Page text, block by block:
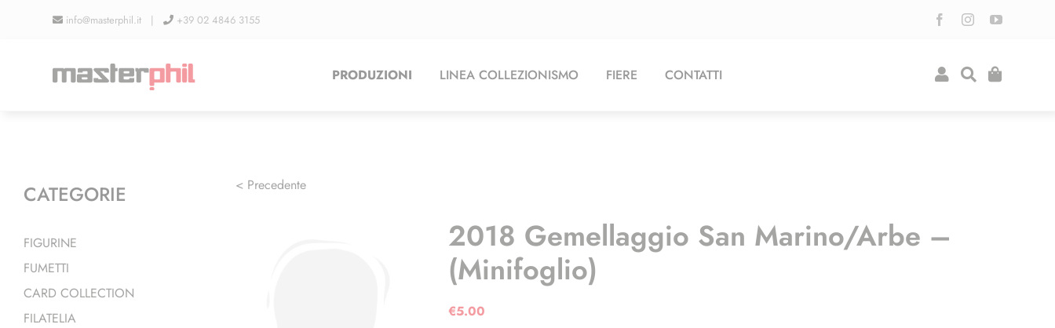
info@masterphil.it | +39 02 4846 3155
PRODUZIONI LINEA COLLEZIONISMO FIERE CONTATTI
< Precedente
2018 Gemellaggio San Marino/Arbe –
(minifoglio)
€5.00
CATEGORIE
FIGURINE
FUMETTI
CARD COLLECTION
FILATELIA